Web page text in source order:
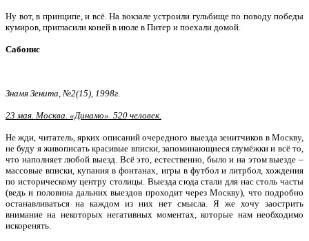
Ну вот, в принципе, и всё. На вокза­ле устроили гульбище по поводу побе­ды
кумиров, пригласили коней в июле в Питер и поехали домой.
Сабонис
Знамя Зенита, №2(15), 1998г.
23 мая. Москва. «Динамо». 520 человек.
Не жди, читатель, ярких описаний очередного выезда зенитчиков в Москву,
не буду я живописать красивые вписки, запоминающиеся глумёжки и всё то,
что наполняет любой выезд. Всё это, есте­ственно, было и на этом выезде –
массо­вые вписки, купания в фонтанах, игры в футбол и литрбол, хождения
по истори­ческому центру столицы. Выезда сюда стали для нас столь часты
(ведь и поло­вина дальних выездов проходит через Москву), что подробно
останавливаться на каждом из них нет смысла. Я же хочу заострить
внимание на некоторых негативных моментах, которые нам необхо­димо
искоренять.